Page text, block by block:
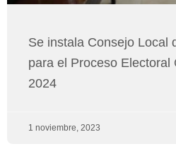
Se instala Consejo Local
para el Proceso Electoral
2024
1 noviembre, 2023